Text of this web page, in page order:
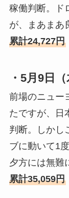
稼働判断。ド
が、まあまあ
累計24,727円
・5月9日（
前場のニュー
たですが、日
判断。しかし
ブに動いて1
夕方には無難
累計35,059円